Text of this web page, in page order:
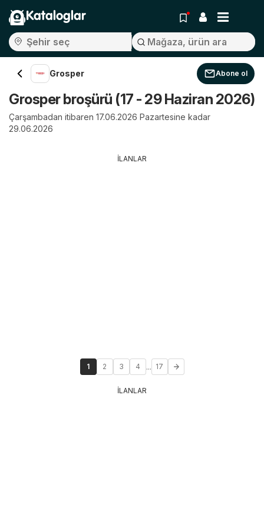
Kataloglar
Grosper Abone ol
Grosper broşürü (17 - 29 Haziran 2026)
Çarşambadan itibaren 17.06.2026 Pazartesine kadar
29.06.2026
İLANLAR
1 2 3 4 ... 17
İLANLAR